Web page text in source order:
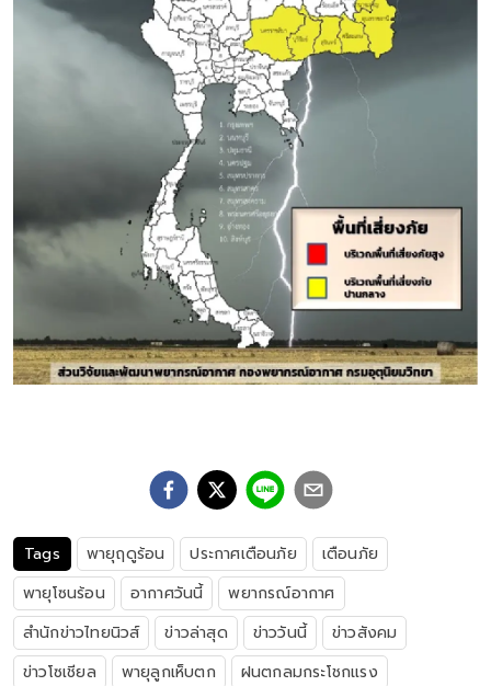
Tags พายุฤดูร้อน ประกาศเตือนภัย
เตือนภัย
พายุโซนร้อน
อากาศวันนี้
พยากรณ์อากาศ
สำนักข่าวไทยนิวส์
ข่าวล่าสุด ข่าววันนี้
ข่าวสังคม
ข่าวโซเชียล
พายุลูกเห็บตก ฝนตกลมกระโชกแรง